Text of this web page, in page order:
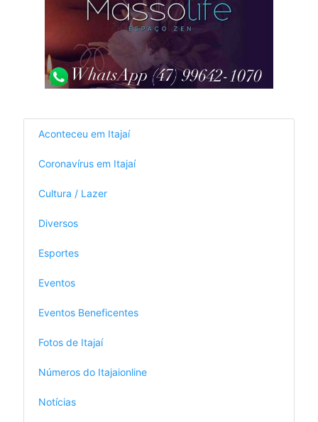
Aconteceu em Itajaí
Coronavírus em Itajaí
Cultura / Lazer
Diversos
Esportes
Eventos
Eventos Beneficentes
Fotos de Itajaí
Números do Itajaionline
Notícias